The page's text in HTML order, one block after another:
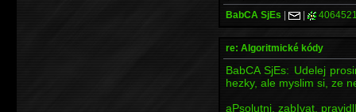
BabCA SjEs | |
re: Algoritmické kódy
BabCA SjEs: Udelej
hezky, ale myslim si, ze
aPsolutni, zabIvat,